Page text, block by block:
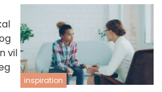
vil
inspiration